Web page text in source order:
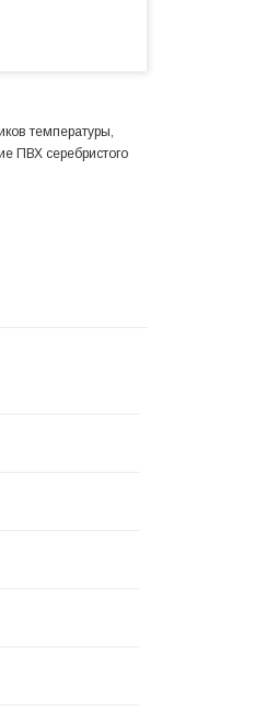
температуры,
ПВХ серебристого